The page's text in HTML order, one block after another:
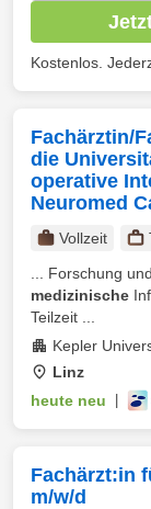
Kostenlos.
Fachärztin/
die
operative
Neuromed
Vollzeit
... Forschung
medizinische
Teilzeit ...
Kepler
Linz
heute neu
Fachärzt:in
m/w/d